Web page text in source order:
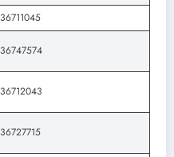
36711045
36747574
36712043
36727715